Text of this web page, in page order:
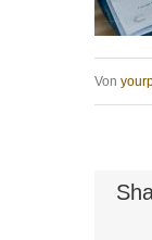
Von